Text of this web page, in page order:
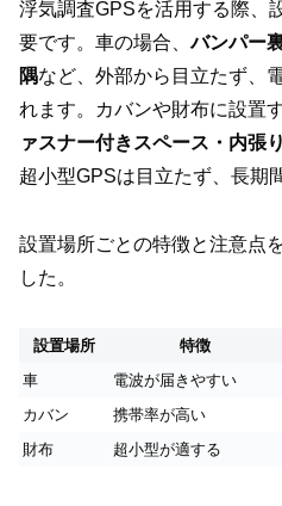
浮気調査GPSを活用する際、
要です。車の場合、バンパー
隅など、外部から目立たず、
れます。カバンや財布に設置
ァスナー付きスペース・内張り
超小型GPSは目立たず、長期
設置場所ごとの特徴と注意点
した。
設置場所 特徴
車
電波が届きやすい
カバン
携帯率が高い
財布
超小型が適する